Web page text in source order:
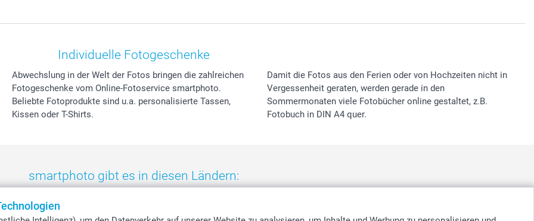
Individuelle Fotogeschenke
Abwechslung in der Welt der Fotos bringen die zahlreichen
Fotogeschenke vom Online-Fotoservice smartphoto.
Beliebte Fotoprodukte sind u.a. personalisierte Tassen,
Kissen oder T-Shirts.
Damit die Fotos aus den Ferien oder von Hochzeiten nicht in
Vergessenheit geraten, werden gerade in den
Sommermonaten viele Fotobücher online gestaltet, z.B.
Fotobuch in DIN A4 quer.
smartphoto gibt es in diesen Ländern: